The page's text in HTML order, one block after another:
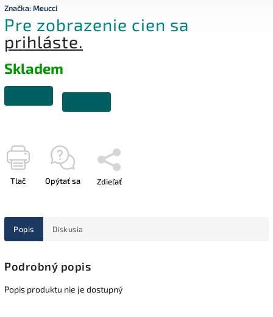
Značka:Meucci
Pre zobrazenie cien sa
prihláste.
Skladem
Tlač Opýtať sa Zdieľať
Popis Diskusia
Podrobný popis
Popis produktu nie je dostupný